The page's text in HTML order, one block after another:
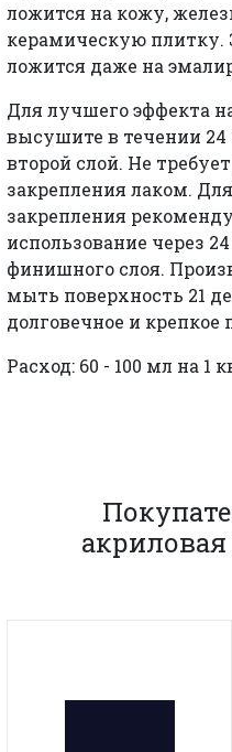
ложится на кожу,
керамическую плитку.
ложится даже на
Для лучшего эффекта
высушите в течении 24
второй слой. Не
закрепления лаком.
закрепления
использование через
финишного слоя.
мыть поверхность 21
долговечное и крепкое
Расход: 60 - 100 мл на 1